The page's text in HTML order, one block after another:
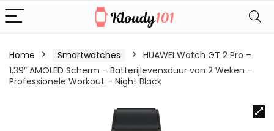
Home Smartwatches
HUAWEI Watch GT 2 Pro –
1,39″ AMOLED Scherm – Batterijlevensduur van 2 Weken –
Professionele Workout – Night Black